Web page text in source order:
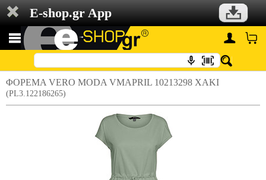
E-shop.gr App
ΦΟΡΕΜΑ VERO MODA VMAPRIL 10213298 ΧΑΚΙ
(PL3.122186265)